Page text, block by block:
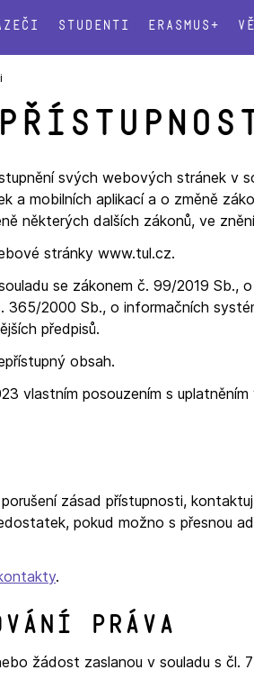
Studenti Erasmus+
svých webových stránek v
a mobilních aplikací a o změně
některých dalších zákonů, ve
stránky www.tul.cz.
se zákonem č. 99/2019 Sb.,
365/2000 Sb., o informačních
předpisů.
obsah.
vlastním posouzením s
zásad přístupnosti,
pokud možno s přesnou
.
práva
žádost zaslanou v souladu s čl.